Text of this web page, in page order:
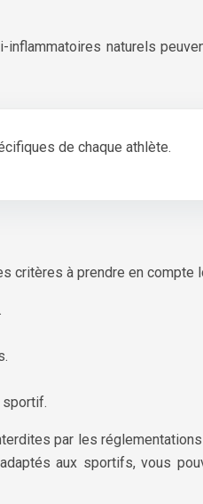
naturels
de chaque athlète.
à prendre en compte
sportif.
par les
aux sportifs, vous